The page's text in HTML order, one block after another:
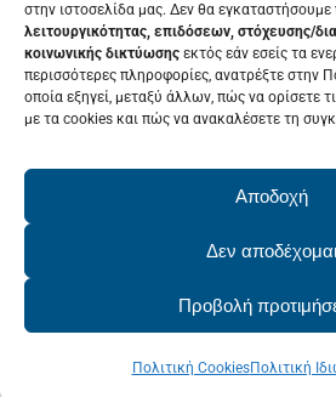
στην ιστοσελίδα μας. Δεν θα εγκαταστήσουμε
λειτουργικότητας, επιδόσεων, στόχευσης/
κοινωνικής δικτύωσης εκτός εάν εσείς τα
περισσότερες πληροφορίες, ανατρέξτε στην
οποία εξηγεί, μεταξύ άλλων, πώς να ορίσετε
με τα cookies και πώς να ανακαλέσετε τη
Αποδοχή
Δεν αποδέχομαι
Προβολή
Πολιτική CookiesΠολιτική
ΕΠΙΚΟΙΝΩΝΊΑ
ΕΚΔΗΛΩΣΕΙΣ
2026
© Copyright 2022 - 2026